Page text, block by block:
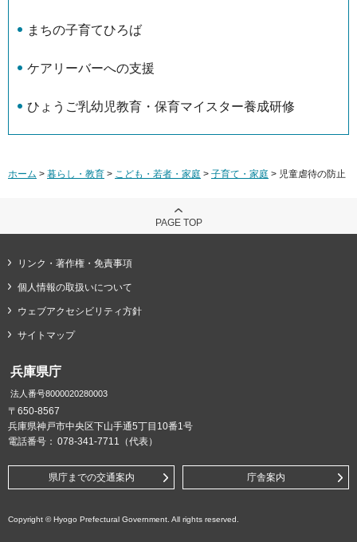
まちの子育てひろば
ケアリーバーへの支援
ひょうご乳幼児教育・保育マイスター養成研修
ホーム > 暮らし・教育 > こども・若者・家庭 > 子育て・家庭 > 児童虐待の防止
PAGE TOP
リンク・著作権・免責事項
個人情報の取扱いについて
ウェブアクセシビリティ方針
サイトマップ
兵庫県庁
法人番号8000020280003
〒650-8567
兵庫県神戸市中央区下山手通5丁目10番1号
電話番号： 078-341-7711（代表）
県庁までの交通案内 庁舎案内
Copyright © Hyogo Prefectural Government. All rights reserved.